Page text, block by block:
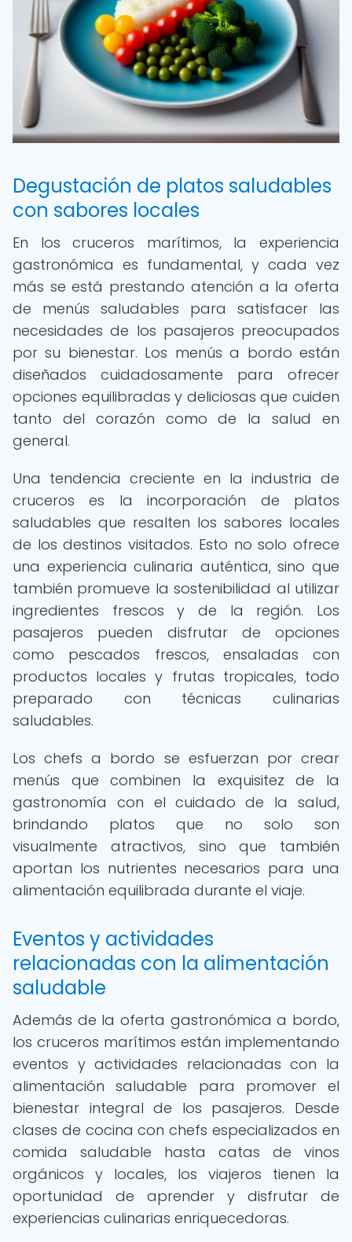
Degustación de platos saludables
con sabores locales
En los cruceros marítimos, la experiencia
gastronómica es fundamental, y cada vez
más se está prestando atención a la oferta
de menús saludables para satisfacer las
necesidades de los pasajeros preocupados
por su bienestar. Los menús a bordo están
diseñados cuidadosamente para ofrecer
opciones equilibradas y deliciosas que cuiden
tanto del corazón como de la salud en
general.
Una tendencia creciente en la industria de
cruceros es la incorporación de platos
saludables que resalten los sabores locales
de los destinos visitados. Esto no solo ofrece
una experiencia culinaria auténtica, sino que
también promueve la sostenibilidad al utilizar
ingredientes frescos y de la región. Los
pasajeros pueden disfrutar de opciones
como pescados frescos, ensaladas con
productos locales y frutas tropicales, todo
preparado con técnicas culinarias
saludables.
Los chefs a bordo se esfuerzan por crear
menús que combinen la exquisitez de la
gastronomía con el cuidado de la salud,
brindando platos que no solo son
visualmente atractivos, sino que también
aportan los nutrientes necesarios para una
alimentación equilibrada durante el viaje.
Eventos y actividades
relacionadas con la alimentación
saludable
Además de la oferta gastronómica a bordo,
los cruceros marítimos están implementando
eventos y actividades relacionadas con la
alimentación saludable para promover el
bienestar integral de los pasajeros. Desde
clases de cocina con chefs especializados en
comida saludable hasta catas de vinos
orgánicos y locales, los viajeros tienen la
oportunidad de aprender y disfrutar de
experiencias culinarias enriquecedoras.